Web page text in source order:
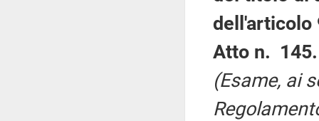
dell'articolo
Atto n. 145.
(Esame, ai